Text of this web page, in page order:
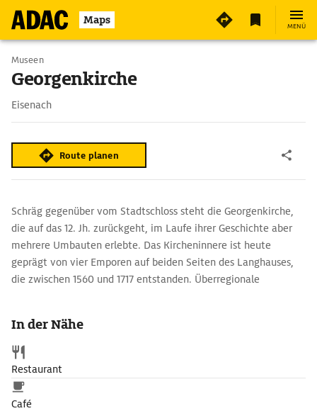
Maps MENÜ
Museen
Georgenkirche
Eisenach
Route planen
Schräg gegenüber vom Stadtschloss steht die Georgenkirche,
die auf das 12. Jh. zurückgeht, im Laufe ihrer Geschichte aber
mehrere Umbauten erlebte. Das Kircheninnere ist heute
geprägt von vier Emporen auf beiden Seiten des Langhauses,
die zwischen 1560 und 1717 entstanden. Überregionale
heiratete, 1521 Luther predigte und 1685 Johann Sebastian Bach
getauft wurde.
In der Nähe
Restaurant
Café